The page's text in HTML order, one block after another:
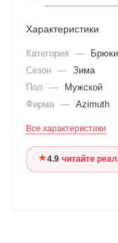
Характеристики
Категория —
Сезон — Зима
Пол
—
Мужской
Фирма — Azimuth
Все характеристики
★4.9·читайте